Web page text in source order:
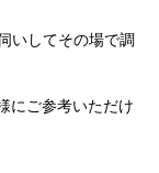
いしてその場で調
にご参考いただけ